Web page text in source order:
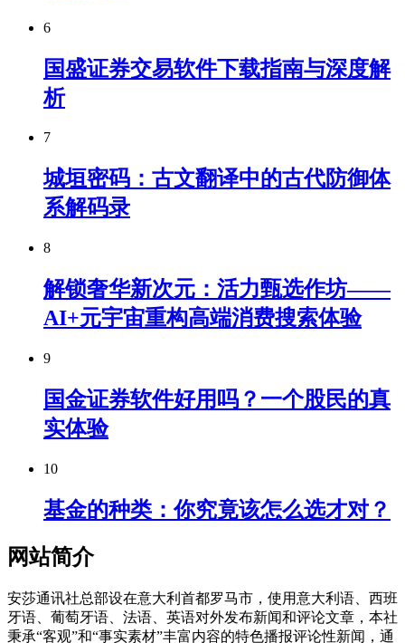
6
国盛证券交易软件下载指南与深度解
析
7
城垣密码：古文翻译中的古代防御体
系解码录
8
解锁奢华新次元：活力甄选作坊——
AI+元宇宙重构高端消费搜索体验
9
国金证券软件好用吗？一个股民的真
实体验
10
基金的种类：你究竟该怎么选才对？
网站简介
安莎通讯社总部设在意大利首都罗马市，使用意大利语、西班
牙语、葡萄牙语、法语、英语对外发布新闻和评论文章，本社
秉承“客观”和“事实素材”丰富内容的特色播报评论性新闻，通